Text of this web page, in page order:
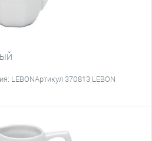
LEBONАртикул 370813 LEBON